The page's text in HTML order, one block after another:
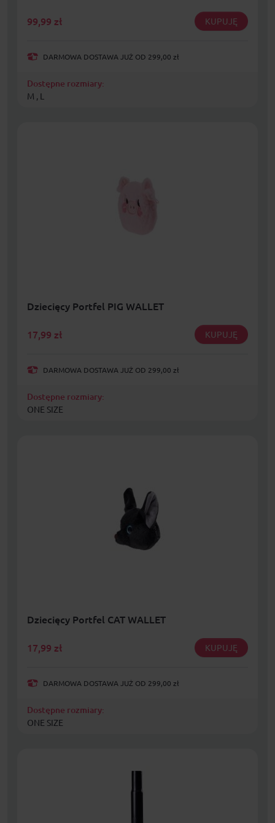
99,99 zł KUPUJĘ
DARMOWA DOSTAWA JUŻ OD 299,00 zł
Dostępne rozmiary:
M , L
Dziecięcy Portfel PIG WALLET
17,99 zł KUPUJĘ
DARMOWA DOSTAWA JUŻ OD 299,00 zł
Dostępne rozmiary:
ONE SIZE
Dziecięcy Portfel CAT WALLET
17,99 zł KUPUJĘ
DARMOWA DOSTAWA JUŻ OD 299,00 zł
Dostępne rozmiary:
ONE SIZE